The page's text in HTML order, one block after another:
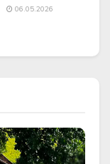
06.05.2026